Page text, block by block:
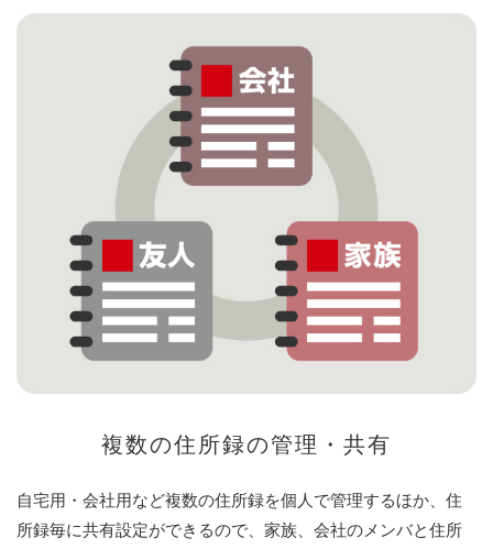
複数の住所録の管理・共有
自宅用・会社用など複数の住所録を個人で管理するほか、住
所録毎に共有設定ができるので、家族、会社のメンバと住所